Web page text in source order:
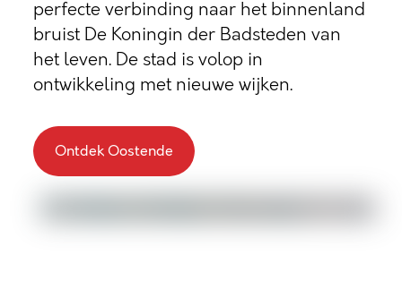
perfecte verbinding naar het binnenland
bruist De Koningin der Badsteden van
het leven. De stad is volop in
ontwikkeling met nieuwe wijken.
Ontdek Oostende